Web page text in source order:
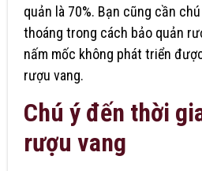
quản là 70%. Bạn cũng cần
thoáng trong cách bảo quản
nấm mốc không phát triển
rượu vang.
Chú ý đến thời
rượu vang